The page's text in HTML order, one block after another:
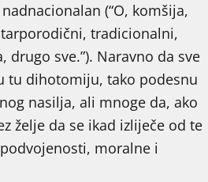
(“O, komšija,
tradicionalni,
drugo sve.”). Naravno da sve
tu dihotomiju, tako podesnu
nasilja, ali mnoge da, ako
želje da se ikad izliječe od te
moralne i